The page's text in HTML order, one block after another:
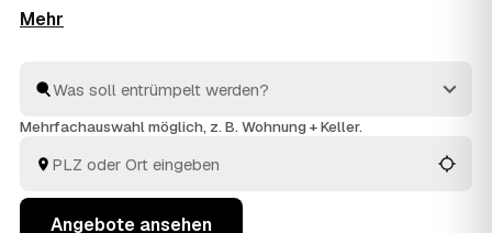
einzige Anfrage. Sie sagen, was weg soll, und
Vom letzten Karton bis zur besenreinen Übergabe an
Ihren Vermieter kümmern sich die Profis um alles. Sie
Mehrfachauswahl möglich, z. B. Wohnung + Keller.
Angebote ansehen